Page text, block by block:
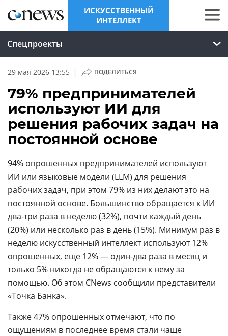
ИСКУССТВЕННЫЙ
ИНТЕЛЛЕКТ
Спецпроекты
29 мая 2026 13:55 | ПОДЕЛИТЬСЯ
79% предпринимателей
используют ИИ для
решения рабочих задач на
постоянной основе
94% опрошенных предпринимателей используют
ИИ или языковые модели (LLM) для решения
рабочих задач, при этом 79% из них делают это на
постоянной основе. Большинство обращается к ИИ
два-три раза в неделю (32%), почти каждый день
(20%) или несколько раз в день (15%). Минимум раз в
неделю искусственный интеллект используют 12%
опрошенных, еще 12% — один-два раза в месяц и
только 5% никогда не обращаются к нему за
помощью. Об этом CNews сообщили представители
«Точка Банка».
Также 47% опрошенных отмечают, что по
ощущениям в последнее время стали чаще